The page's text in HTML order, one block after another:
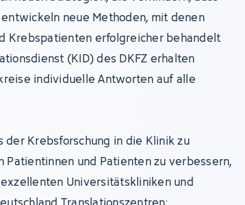
neue Methoden, mit denen
Krebspatienten erfolgreicher behandelt
(KID) des DKFZ erhalten
individuelle Antworten auf alle
Krebsforschung in die Klinik zu
Patientinnen und Patienten zu verbessern,
Universitätskliniken und